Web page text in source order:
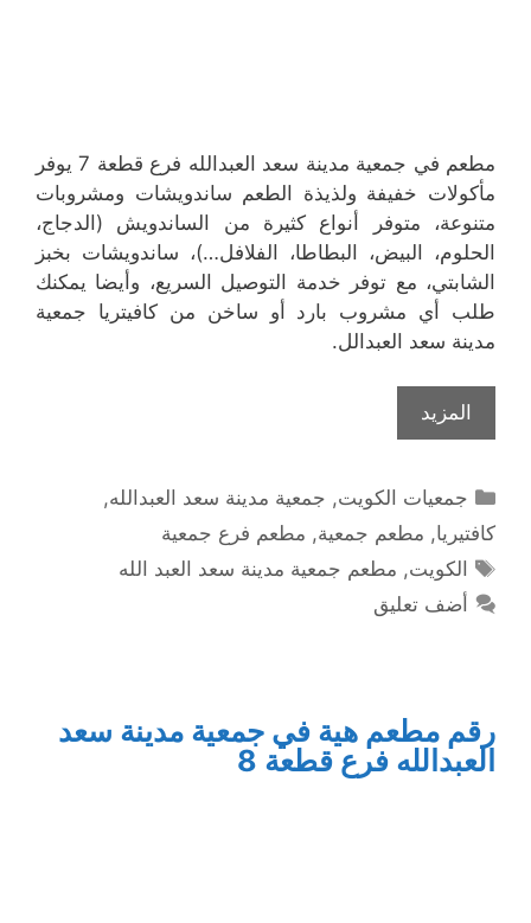
مطعم في جمعية مدينة سعد العبدالله فرع قطعة 7 يوفر
مأكولات خفيفة ولذيذة الطعم ساندويشات ومشروبات
متنوعة، متوفر أنواع كثيرة من الساندويش (الدجاج،
الحلوم، البيض، البطاطا، الفلافل…)، ساندويشات بخبز
الشابتي، مع توفر خدمة التوصيل السريع، وأيضا يمكنك
طلب أي مشروب بارد أو ساخن من كافيتريا جمعية
مدينة سعد العبدالل.
المزيد
التصنيفات
جمعيات الكويت, جمعية مدينة سعد العبدالله,
كافتيريا, مطعم جمعية, مطعم فرع جمعية
الوسوم
الكويت, مطعم جمعية مدينة سعد العبد الله
أضف تعليق
رقم مطعم هية في جمعية مدينة سعد
العبدالله فرع قطعة 8